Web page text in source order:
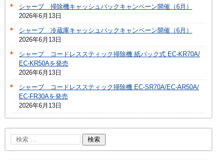
シャープ 掃除機キャッシュバックキャンペーン開催（6月）
2026年6月13日
シャープ 冷蔵庫キャッシュバックキャンペーン開催（6月）
2026年6月13日
シャープ コードレススティック掃除機 紙パック式 EC-KR70A/
EC-KR50Aを発売
2026年6月13日
シャープ コードレススティック掃除機 EC-SR70A/EC-AR50A/
EC-FR30Aを発売
2026年6月13日